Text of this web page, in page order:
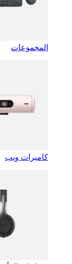
المجموعات
كاميرات ويب